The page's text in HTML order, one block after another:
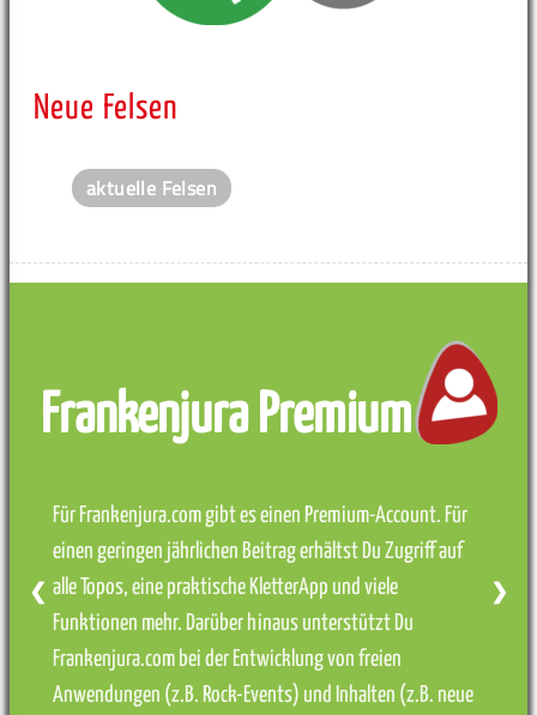
Neue Felsen
aktuelle Felsen
Frankenjura Premium
Für Frankenjura.com gibt es einen Premium-Account. Für
einen geringen jährlichen Beitrag erhältst Du Zugriff auf
alle Topos, eine praktische KletterApp und viele
Funktionen mehr. Darüber hinaus unterstützt Du
Frankenjura.com bei der Entwicklung von freien
Anwendungen (z.B. Rock-Events) und Inhalten (z.B. neue
❮ ❯